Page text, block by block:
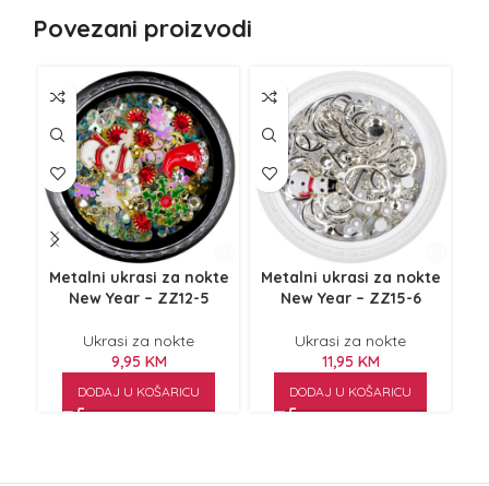
Povezani proizvodi
Metalni ukrasi za nokte
New Year – ZZ12-5
Ukrasi za nokte
9,95 KM
DODAJ U KOŠARICU
Metalni ukrasi za nokte
New Year – ZZ15-6
Ukrasi za nokte
11,95 KM
DODAJ U KOŠARICU